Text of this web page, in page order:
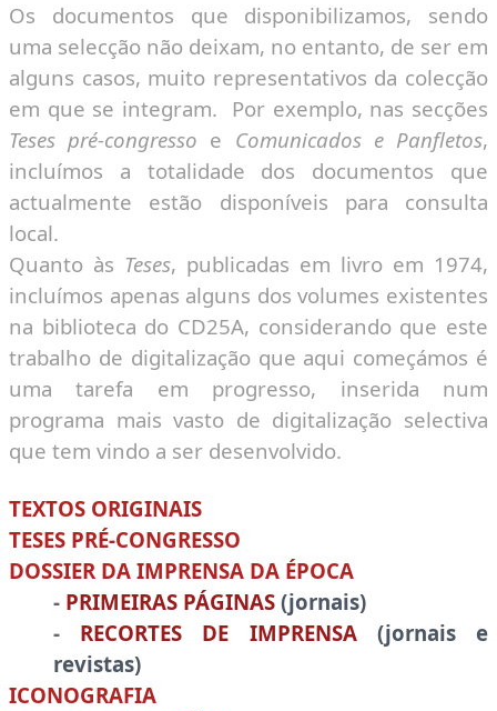
Os documentos que disponibilizamos, sendo
uma selecção não deixam, no entanto, de ser em
alguns casos, muito representativos da colecção
em que se integram. Por exemplo, nas secções
Teses pré-congresso e Comunicados e Panfletos,
incluímos a totalidade dos documentos que
actualmente estão disponíveis para consulta
local.
Quanto às Teses, publicadas em livro em 1974,
incluímos apenas alguns dos volumes existentes
na biblioteca do CD25A, considerando que este
trabalho de digitalização que aqui começámos é
uma tarefa em progresso, inserida num
programa mais vasto de digitalização selectiva
que tem vindo a ser desenvolvido.
TEXTOS ORIGINAIS
TESES PRÉ-CONGRESSO
DOSSIER DA IMPRENSA DA ÉPOCA
- PRIMEIRAS PÁGINAS (jornais)
- RECORTES DE IMPRENSA(jornais e
revistas)
ICONOGRAFIA